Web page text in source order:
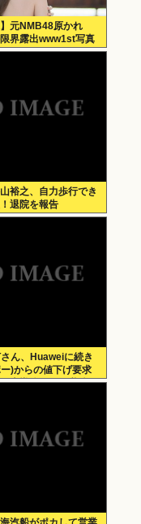
】元NMB48原かれ
界露出www1st写真
バックのランジェリ
裕之、自力歩行でき
退院を報告
さん、Huaweiに続き
)からの値下げ要求
半導体バボー継続